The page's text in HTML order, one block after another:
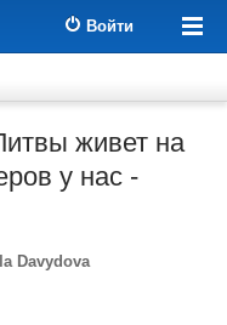
Войти
живет на
у нас -
Davydova